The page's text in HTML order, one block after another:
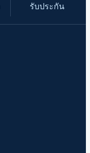
รับประกัน